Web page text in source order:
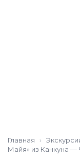
Главная ›
Майя» из Канкуна